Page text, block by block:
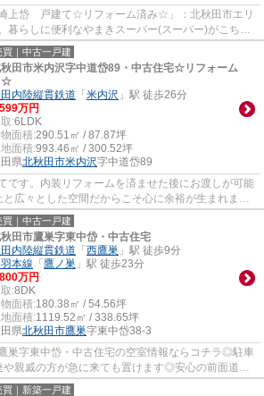
崎上岱 戸建て☆リフォーム済み☆」：北秋田市エリ
暮らしに便利なやまきスーパー(スーパー)がこちら
ります。ご家族で車を...
買｜中古一戸建
田市米内沢字中道岱89・中古住宅☆リフォーム
☆
内陸縦貫鉄道 「 米内沢 」駅 徒歩26分
万円
:6LDK
面積:290.51㎡ / 87.87坪
面積:993.46㎡ / 300.52坪
県北秋田市米内沢字中道岱89
です。内装リフォームを済ませた後にお渡しが可能
広々とした空間だからこそ心に余裕が生まれま
す。新生活のスタートに...
買｜中古一戸建
田市鷹巣字東中岱・中古住宅
内陸縦貫鉄道 「 西鷹巣 」駅 徒歩9分
本線 「 鷹ノ巣 」駅 徒歩23分
万円
:8DK
面積:180.38㎡ / 54.56坪
面積:1119.52㎡ / 338.65坪
県北秋田市鷹巣字東中岱38-3
巣字東中岱・中古住宅の空室情報ならコチラ◎駐車
や親戚の方が急に来ても置けます◎安心の前面道路
おります◎ついつい後回...
買｜新築一戸建